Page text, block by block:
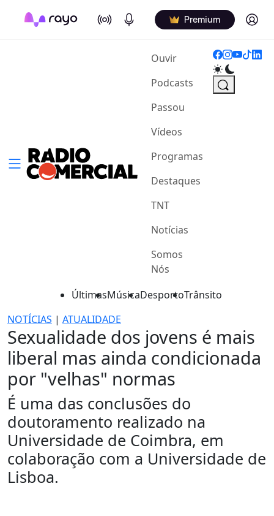
On Air Podcasts Premium Log in
Ouvir(current)
Podcasts
Passou
Vídeos
Programas
Destaques
TNT
Notícias
Somos
Nós
ÚltimasMúsicaDesportoTrânsito
NOTÍCIAS | ATUALIDADE
Sexualidade dos jovens é mais
liberal mas ainda condicionada
por "velhas" normas
É uma das conclusões do
doutoramento realizado na
Universidade de Coimbra, em
colaboração com a Universidade de
Lisboa.